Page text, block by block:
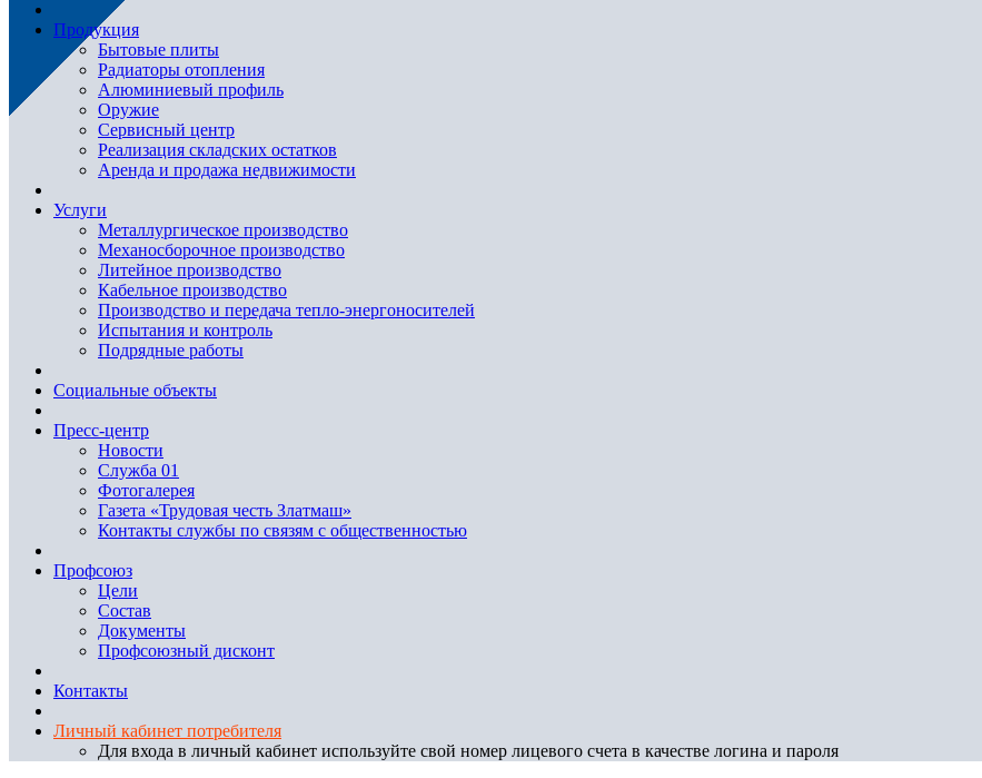
Продукция
Бытовые плиты
Радиаторы отопления
Алюминиевый профиль
Оружие
Сервисный центр
Реализация складских остатков
Аренда и продажа недвижимости
Услуги
Металлургическое производство
Механосборочное производство
Литейное производство
Кабельное производство
Производство и передача тепло-энергоносителей
Испытания и контроль
Подрядные работы
Социальные объекты
Пресс-центр
Новости
Служба 01
Фотогалерея
Газета «Трудовая честь Златмаш»
Контакты службы по связям с общественностью
Профсоюз
Цели
Состав
Документы
Профсоюзный дисконт
Контакты
Личный кабинет потребителя
Для входа в личный кабинет используйте свой номер лицевого счета в качестве логина и пароля